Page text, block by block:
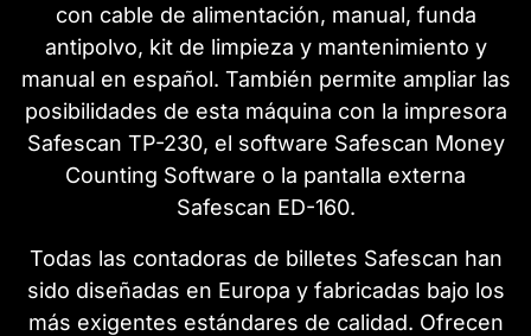
con cable de alimentación, manual, funda
antipolvo, kit de limpieza y mantenimiento y
manual en español. También permite ampliar las
posibilidades de esta máquina con la impresora
Safescan TP-230, el software Safescan Money
Counting Software o la pantalla externa
Safescan ED-160.
Todas las contadoras de billetes Safescan han
sido diseñadas en Europa y fabricadas bajo los
más exigentes estándares de calidad. Ofrecen